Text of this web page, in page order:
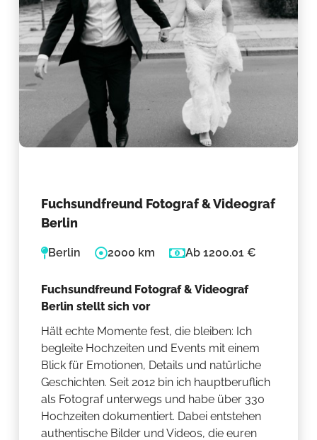
Fuchsundfreund Fotograf & Videograf
Berlin
Berlin 2000 km Ab 1200.01 €
Fuchsundfreund Fotograf & Videograf
Berlin stellt sich vor
Hält echte Momente fest, die bleiben: Ich
begleite Hochzeiten und Events mit einem
Blick für Emotionen, Details und natürliche
Geschichten. Seit 2012 bin ich hauptberuflich
als Fotograf unterwegs und habe über 330
Hochzeiten dokumentiert. Dabei entstehen
authentische Bilder und Videos, die euren